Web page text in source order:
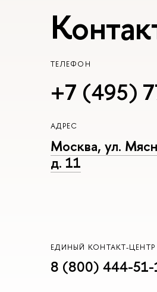
ТЕЛЕФОН
+7 (495)
АДРЕС
Москва, ул.
д. 11
ЕДИНЫЙ КОНТАКТ-
8 (800) 444-51-